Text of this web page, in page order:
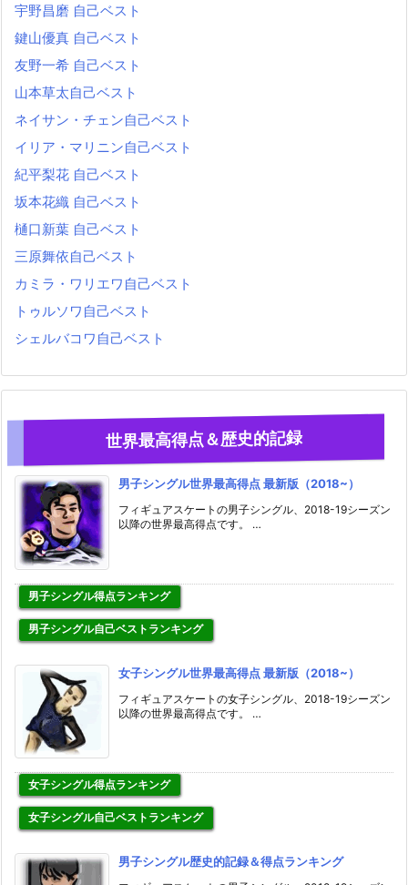
宇野昌磨 自己ベスト
鍵山優真 自己ベスト
友野一希 自己ベスト
山本草太自己ベスト
ネイサン・チェン自己ベスト
イリア・マリニン自己ベスト
紀平梨花 自己ベスト
坂本花織 自己ベスト
樋口新葉 自己ベスト
三原舞依自己ベスト
カミラ・ワリエワ自己ベスト
トゥルソワ自己ベスト
シェルバコワ自己ベスト
世界最高得点＆歴史的記録
男子シングル世界最高得点 最新版（2018~）
フィギュアスケートの男子シングル、2018-19シーズン
以降の世界最高得点です。 …
男子シングル得点ランキング
男子シングル自己ベストランキング
女子シングル世界最高得点 最新版（2018~）
フィギュアスケートの女子シングル、2018-19シーズン
以降の世界最高得点です。 …
女子シングル得点ランキング
女子シングル自己ベストランキング
男子シングル歴史的記録＆得点ランキング